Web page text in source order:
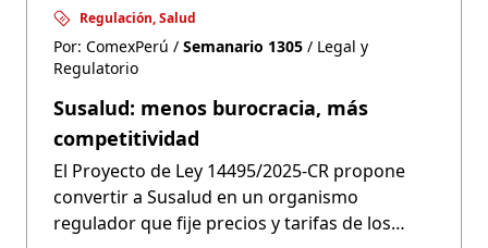
Regulación, Salud
Por: ComexPerú / Semanario 1305 / Legal y
Regulatorio
Susalud: menos burocracia, más
competitividad
El Proyecto de Ley 14495/2025-CR propone
convertir a Susalud en un organismo
regulador que fije precios y tarifas de los